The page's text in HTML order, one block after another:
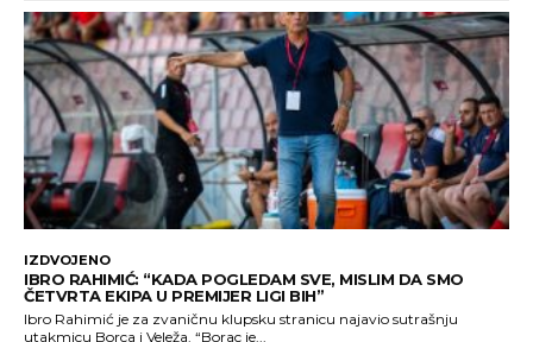
IZDVOJENO
IBRO RAHIMIĆ: “KADA POGLEDAM SVE, MISLIM DA SMO
ČETVRTA EKIPA U PREMIJER LIGI BIH”
Ibro Rahimić je za zvaničnu klupsku stranicu najavio sutrašnju
utakmicu Borca i Veleža. “Borac je...